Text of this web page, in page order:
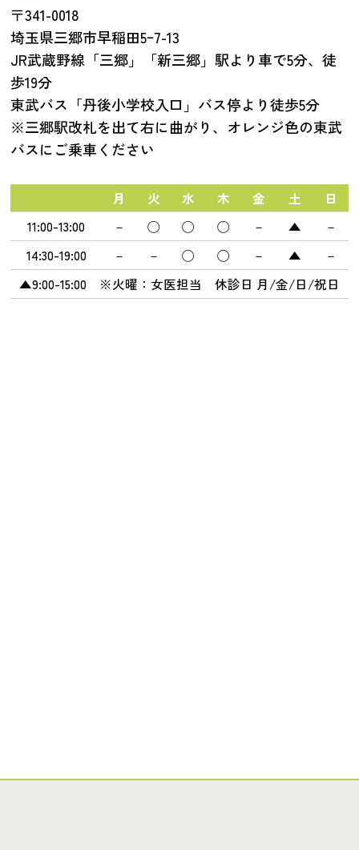
〒341-0018
埼玉県三郷市早稲田5ｰ7-13
JR武蔵野線「三郷」「新三郷」駅より車で5分、徒
歩19分
東武バス「丹後小学校入口」バス停より徒歩5分
※三郷駅改札を出て右に曲がり、オレンジ色の東武
バスにご乗車ください
月 火 水 木 金 土
日
11:00-13:00
－ ◯ ◯ ◯ － ▲
－
14:30-19:00
－ － ◯ ◯ － ▲
－
▲9:00-15:00 ※火曜：女医担当 休診日 月/金/日/祝日